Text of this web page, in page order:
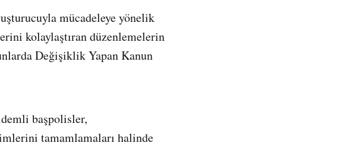
mücadeleye yönelik
kolaylaştıran düzenlemelerin
Değişiklik Yapan Kanun
başpolisler,
tamamlamaları halinde